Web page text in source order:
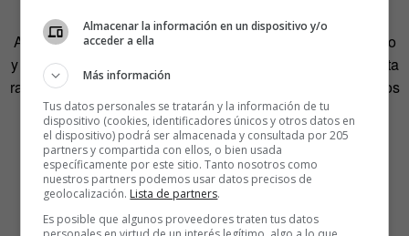
Como toda tendencia, esta tiene su parte controvertida.
Algunos críticos argumentan que promueve el consumismo
y la idea de que la felicidad se puede comprar. Y no les falta
razón. Es fácil caer en la trampa de pensar que necesitamos
constantemente prendas nuevas para sentirnos bien.
Además, está el tema de la sostenibilidad. En un mundo
donde la industria de la moda es una de las más
contaminantes, ¿es ético promover el consumo de ropa
como fuente de felicidad?
Almacenar la información en un dispositivo y/o
acceder a ella
Más información
Tus datos personales se tratarán y la información de tu
dispositivo (cookies, identificadores únicos y otros datos en
el dispositivo) podrá ser almacenada y consultada por 205
partners y compartida con ellos, o bien usada
específicamente por este sitio. Tanto nosotros como
nuestros partners podemos usar datos precisos de
geolocalización. Lista de partners.
Es posible que algunos proveedores traten tus datos